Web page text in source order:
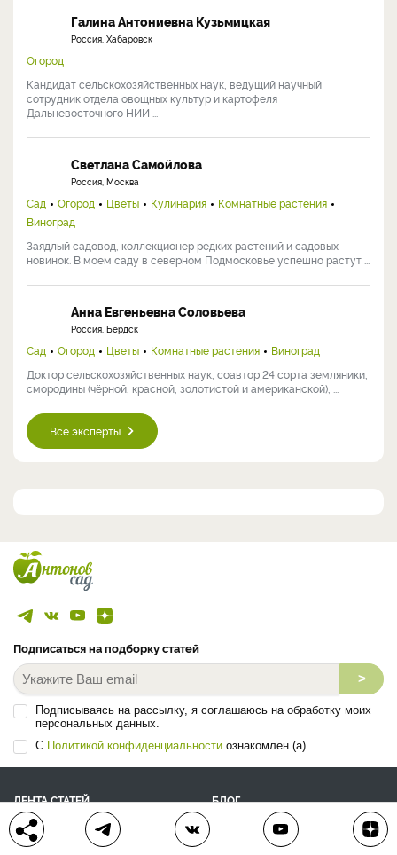
Галина Антониевна Кузьмицкая
Россия, Хабаровск
Огород
Кандидат сельскохозяйственных наук, ведущий научный
сотрудник отдела овощных культур и картофеля
Дальневосточного НИИ ...
Светлана Самойлова
Россия, Москва
Сад Огород Цветы Кулинария
Комнатные растения
Виноград
Заядлый садовод, коллекционер редких растений и садовых
новинок. В моем саду в северном Подмосковье успешно растут ...
Анна Евгеньевна Соловьева
Россия, Бердск
Сад Огород Цветы Комнатные растения
Виноград
Доктор сельскохозяйственных наук, соавтор 24 сорта земляники,
смородины (чёрной, красной, золотистой и американской), ...
Все эксперты
Подписаться на подборку статей
>
Подписываясь на рассылку, я соглашаюсь на обработку моих
персональных данных.
С Политикой конфиденциальности ознакомлен (а).
ЛЕНТА СТАТЕЙ
БЛОГ
ВОПРОС-ОТВЕТ